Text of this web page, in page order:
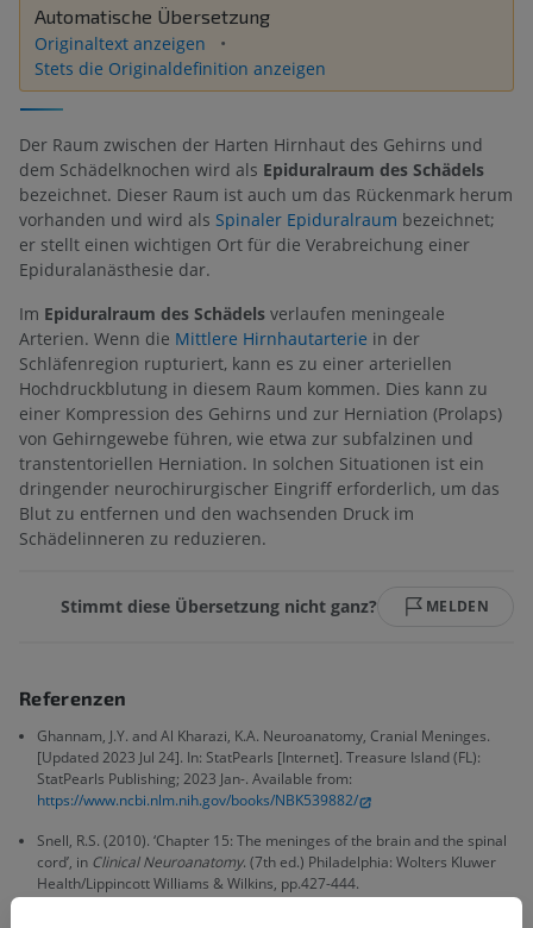
Automatische Übersetzung
Originaltext anzeigen
Stets die Originaldefinition anzeigen
Der Raum zwischen der Harten Hirnhaut des Gehirns und
dem Schädelknochen wird als Epiduralraum des Schädels
bezeichnet. Dieser Raum ist auch um das Rückenmark herum
vorhanden und wird als Spinaler Epiduralraum bezeichnet;
er stellt einen wichtigen Ort für die Verabreichung einer
Epiduralanästhesie dar.
Im Epiduralraum des Schädels verlaufen meningeale
Arterien. Wenn die Mittlere Hirnhautarterie in der
Schläfenregion rupturiert, kann es zu einer arteriellen
Hochdruckblutung in diesem Raum kommen. Dies kann zu
einer Kompression des Gehirns und zur Herniation (Prolaps)
von Gehirngewebe führen, wie etwa zur subfalzinen und
transtentoriellen Herniation. In solchen Situationen ist ein
dringender neurochirurgischer Eingriff erforderlich, um das
Blut zu entfernen und den wachsenden Druck im
Schädelinneren zu reduzieren.
Stimmt diese Übersetzung nicht ganz? MELDEN
Referenzen
Ghannam, J.Y. and Al Kharazi, K.A. Neuroanatomy, Cranial Meninges.
[Updated 2023 Jul 24]. In: StatPearls [Internet]. Treasure Island (FL):
StatPearls Publishing; 2023 Jan-. Available from:
https://www.ncbi.nlm.nih.gov/books/NBK539882/
Snell, R.S. (2010). ‘Chapter 15: The meninges of the brain and the spinal
cord’, in Clinical Neuroanatomy. (7th ed.) Philadelphia: Wolters Kluwer
Health/Lippincott Williams & Wilkins, pp.427-444.